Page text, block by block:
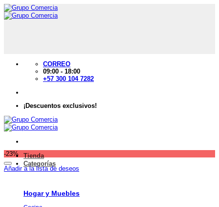
Saltar
al
contenido
CORREO
09:00 - 18:00
+57 300 104 7282
¡Descuentos exclusivos!
Tienda
Categorías
Hogar y Muebles
-23%
Añadir a la lista de deseos